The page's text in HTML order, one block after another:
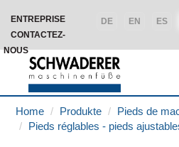
ENTREPRISE ES
EN
DE
CONTACTEZ-
NOUS
Home Produkte Pieds de
Pieds réglables - pieds